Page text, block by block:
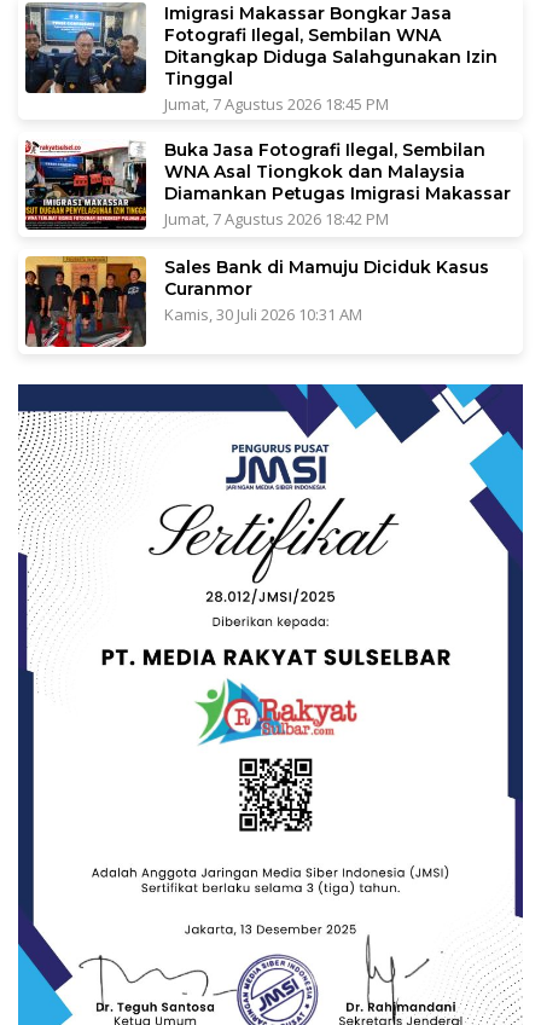
Imigrasi Makassar Bongkar Jasa
Fotografi Ilegal, Sembilan WNA
Ditangkap Diduga Salahgunakan Izin
Tinggal
Jumat, 7 Agustus 2026 18:45 PM
Buka Jasa Fotografi Ilegal, Sembilan
WNA Asal Tiongkok dan Malaysia
Diamankan Petugas Imigrasi Makassar
Jumat, 7 Agustus 2026 18:42 PM
Sales Bank di Mamuju Diciduk Kasus
Curanmor
Kamis, 30 Juli 2026 10:31 AM